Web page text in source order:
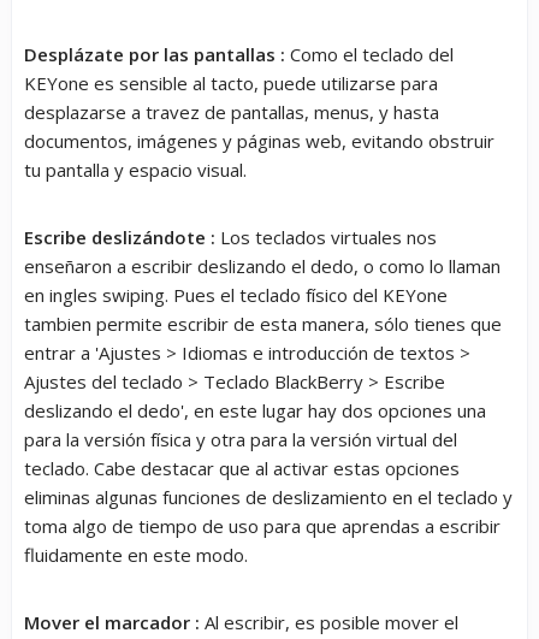
Desplázate por las pantallas : Como el teclado del
KEYone es sensible al tacto, puede utilizarse para
desplazarse a travez de pantallas, menus, y hasta
documentos, imágenes y páginas web, evitando obstruir
tu pantalla y espacio visual.
Escribe deslizándote : Los teclados virtuales nos
enseñaron a escribir deslizando el dedo, o como lo llaman
en ingles swiping. Pues el teclado físico del KEYone
tambien permite escribir de esta manera, sólo tienes que
entrar a 'Ajustes > Idiomas e introducción de textos >
Ajustes del teclado > Teclado BlackBerry > Escribe
deslizando el dedo', en este lugar hay dos opciones una
para la versión física y otra para la versión virtual del
teclado. Cabe destacar que al activar estas opciones
eliminas algunas funciones de deslizamiento en el teclado y
toma algo de tiempo de uso para que aprendas a escribir
fluidamente en este modo.
Mover el marcador : Al escribir, es posible mover el